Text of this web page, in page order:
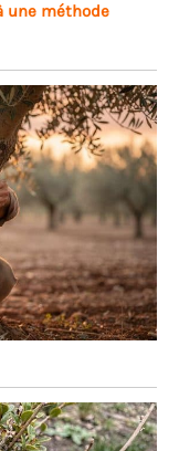
une méthode